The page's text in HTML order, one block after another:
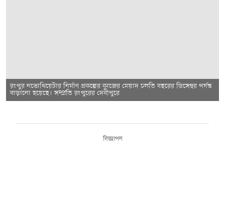
রংপুর নভোথিয়েটার নির্মাণ প্রকল্পের কাজের মেয়াদ চলতি বছরের ডিসেম্বর পর্যন্ত
বাড়ানো হয়েছে। সম্প্রতি রংপুরের দেবীপুরে
বিজ্ঞাপন